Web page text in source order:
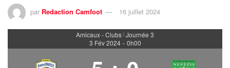
par Redaction Camfoot 16 juillet 2024
Amicaux - Clubs | Journée 3
3 Fév 2024 - 0h00